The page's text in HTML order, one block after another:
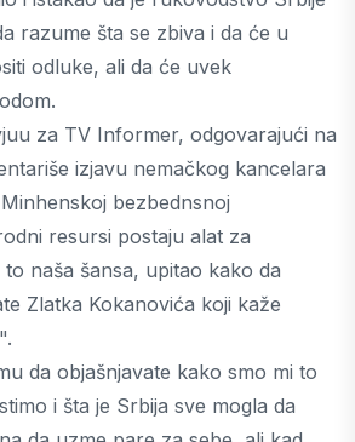
razume šta se zbiva i da će u
odluke, ali da će uvek
za TV Informer, odgovarajući na
izjavu nemačkog kancelara
bezbednsnoj
resursi postaju alat za
naša šansa, upitao kako da
Zlatka Kokanovića koji kaže
da objašnjavate kako smo mi to
i šta je Srbija sve mogla da